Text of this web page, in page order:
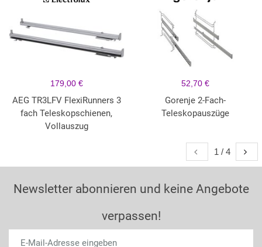
179,00 €
AEG TR3LFV FlexiRunners 3
fach Teleskopschienen,
Vollauszug
52,70 €
Gorenje 2-Fach-
Teleskopauszüge
1 / 4
Newsletter abonnieren und keine Angebote
verpassen!